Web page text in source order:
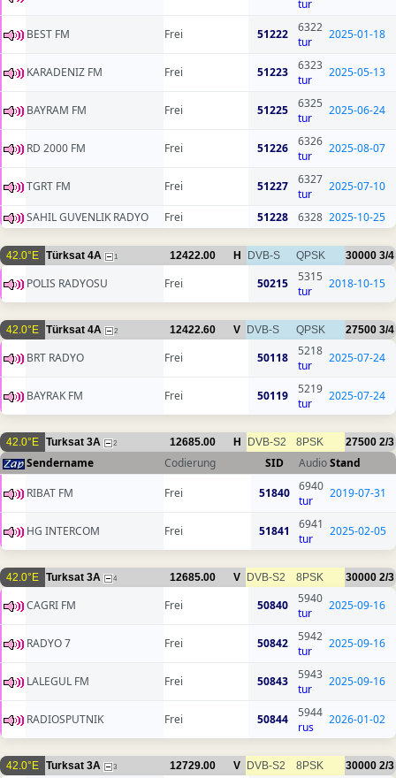
tur
BEST FM Frei 51222
6322
tur
2025-01-18
KARADENIZ FM Frei 51223
6323
tur
2025-05-13
BAYRAM FM Frei 51225
6325
tur
2025-06-24
RD 2000 FM Frei 51226
6326
tur
2025-08-07
TGRT FM Frei 51227
6327
tur
2025-07-10
SAHIL GUVENLIK RADYO Frei 51228 6328 2025-10-25
42.0°E Türksat 4A 1 12422.00 H DVB-S QPSK 30000 3/4
POLIS RADYOSU Frei 50215
5315
tur
2018-10-15
42.0°E Türksat 4A 2 12422.60 V DVB-S QPSK 27500 3/4
BRT RADYO Frei 50118
5218
tur
2025-07-24
BAYRAK FM Frei 50119
5219
tur
2025-07-24
42.0°E Turksat 3A 2 12685.00 H DVB-S2 8PSK 27500 2/3
Sendername Codierung SID AudioStand
RIBAT FM
Frei 51840 6940
tur
2019-07-31
HG INTERCOM Frei 51841
6941
tur
2025-02-05
42.0°E Turksat 3A 4 12685.00 V DVB-S2 8PSK 30000 2/3
CAGRI FM Frei 50840
5940
tur
2025-09-16
RADYO 7 Frei 50842
5942
tur
2025-09-16
LALEGUL FM Frei 50843
5943
tur
2025-09-16
RADIOSPUTNIK Frei 50844
5944
rus
2026-01-02
42.0°E Turksat 3A 3 12729.00 V DVB-S2 8PSK 30000 2/3